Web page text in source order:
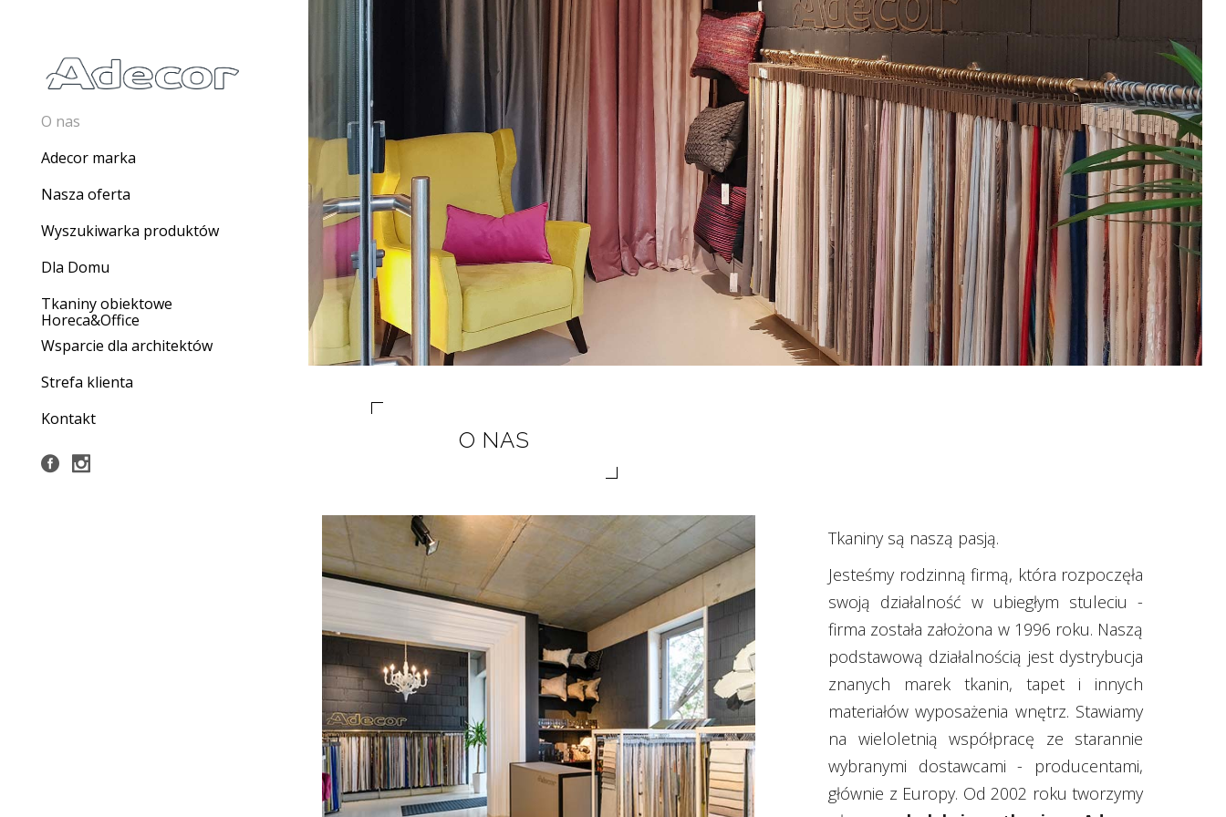
O nas
Adecor marka
Nasza oferta
Wyszukiwarka produktów
Dla Domu
Tkaniny obiektowe
Horeca&Office
Wsparcie dla architektów
Strefa klienta
Kontakt
O NAS
Tkaniny są naszą pasją.
Jesteśmy rodzinną firmą, która rozpoczęła
swoją działalność w ubiegłym stuleciu -
firma została założona w 1996 roku. Naszą
podstawową działalnością jest dystrybucja
znanych marek tkanin, tapet i innych
materiałów wyposażenia wnętrz. Stawiamy
na wieloletnią współpracę ze starannie
wybranymi dostawcami - producentami,
głównie z Europy. Od 2002 roku tworzymy